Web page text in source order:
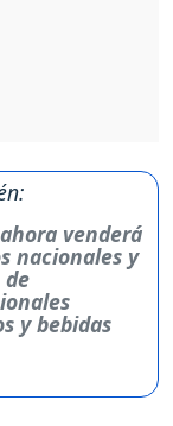
venderá
nacionales y
y bebidas